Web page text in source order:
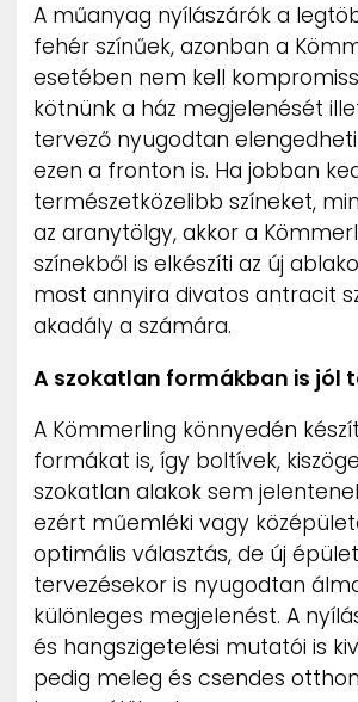
A műanyag nyílászárók a
fehér színűek, azonban a
esetében nem kell
kötnünk a ház megjelenését
tervező nyugodtan
ezen a fronton is. Ha jobban
természetközelibb színeket,
az aranytölgy, akkor a
színekből is elkészíti az új
most annyira divatos antracit
akadály a számára.
A szokatlan formákban is jól
A Kömmerling könnyedén
formákat is, így boltívek,
szokatlan alakok sem
ezért műemléki vagy
optimális választás, de új
tervezésekor is nyugodtan
különleges megjelenést. A
és hangszigetelési mutatói is
pedig meleg és csendes